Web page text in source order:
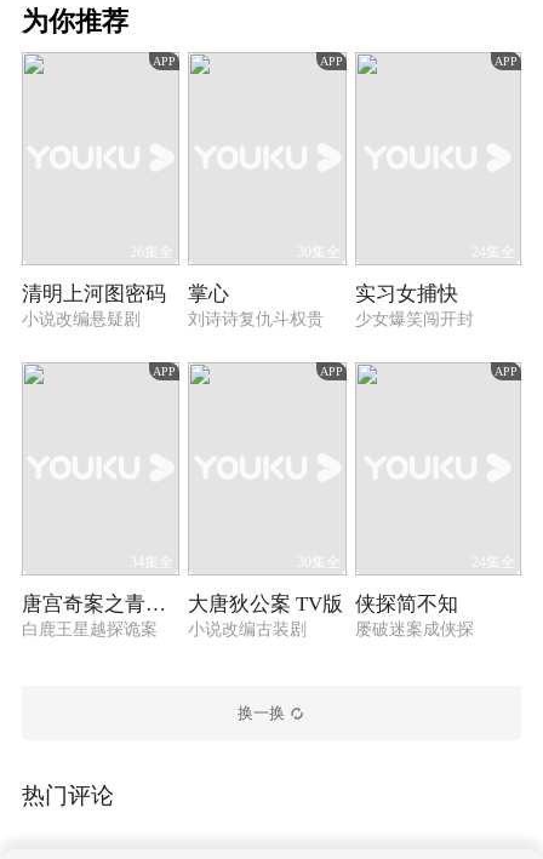
格提升为大理寺正六品主事，后又被任命外省提
为你推荐
APP
26集全
清明上河图密码
小说改编悬疑剧
APP
30集全
掌心
刘诗诗复仇斗权贵
APP
24集全
实习女捕快
少女爆笑闯开封
APP
34集全
唐宫奇案之青雾风鸣
白鹿王星越探诡案
APP
30集全
大唐狄公案 TV版
小说改编古装剧
APP
24集全
侠探简不知
屡破迷案成侠探
换一换
热门评论